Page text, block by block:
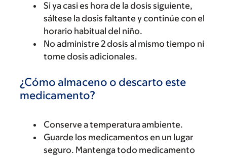
Si ya casi es hora de la dosis siguiente,
sáltese la dosis faltante y continúe con el
horario habitual del niño.
No administre 2 dosis al mismo tiempo ni
tome dosis adicionales.
¿Cómo almaceno o descarto este
medicamento?
Conserve a temperatura ambiente.
Guarde los medicamentos en un lugar
seguro. Mantenga todo medicamento